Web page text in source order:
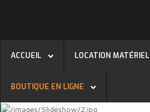
ACCUEIL LOCATION MATÉRIEL
BOUTIQUE EN LIGNE